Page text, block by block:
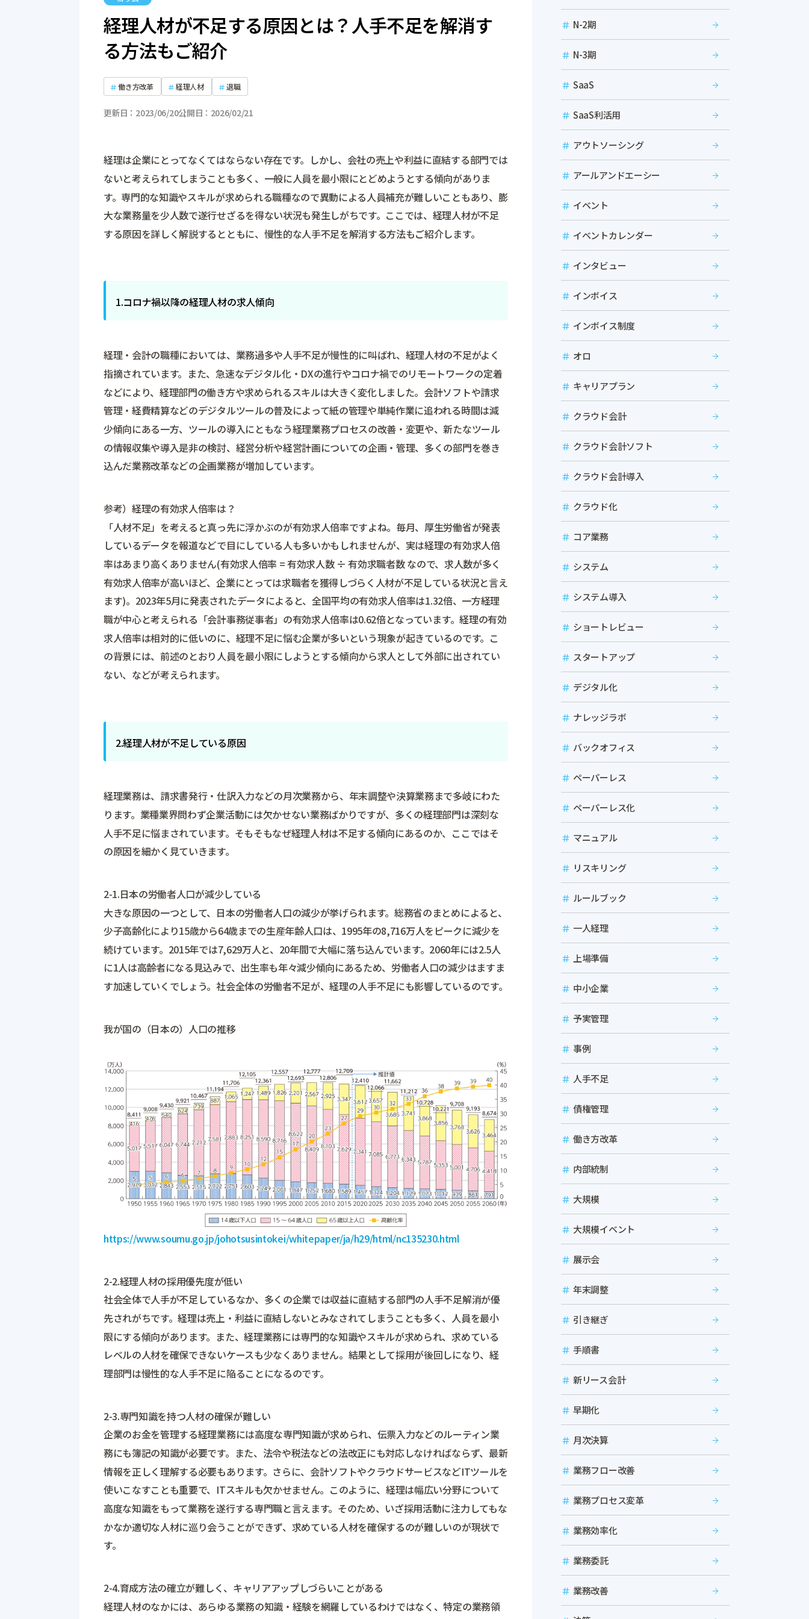
経理人材が不足する原因とは？人手不足を解消す
る方法もご紹介
働き方改革 経理人材 退職
更新日 2023/06/20公開日 2026/02/21
経理は企業にとってなくてはならない存在です。しかし、会社の売上や利益に直結する部門では
ないと考えられてしまうことも多く、一般に人員を最小限にとどめようとする傾向がありま
す。専門的な知識やスキルが求められる職種なので異動による人員補充が難しいこともあり、膨
大な業務量を少人数で遂行せざるを得ない状況も発生しがちです。ここでは、経理人材が不足
する原因を詳しく解説するとともに、慢性的な人手不足を解消する方法もご紹介します。
1.コロナ禍以降の経理人材の求人傾向
経理・会計の職種においては、業務過多や人手不足が慢性的に叫ばれ、経理人材の不足がよく
指摘されています。また、急速なデジタル化・DXの進行やコロナ禍でのリモートワークの定着
などにより、経理部門の働き方や求められるスキルは大きく変化しました。会計ソフトや請求
管理・経費精算などのデジタルツールの普及によって紙の管理や単純作業に追われる時間は減
少傾向にある一方、ツールの導入にともなう経理業務プロセスの改善・変更や、新たなツール
の情報収集や導入是非の検討、経営分析や経営計画についての企画・管理、多くの部門を巻き
込んだ業務改革などの企画業務が増加しています。
参考）経理の有効求人倍率は？
「人材不足」を考えると真っ先に浮かぶのが有効求人倍率ですよね。毎月、厚生労働省が発表
しているデータを報道などで目にしている人も多いかもしれませんが、実は経理の有効求人倍
率はあまり高くありません(有効求人倍率 = 有効求人数 ÷ 有効求職者数 なので、求人数が多く
有効求人倍率が高いほど、企業にとっては求職者を獲得しづらく人材が不足している状況と言え
ます)。2023年5月に発表されたデータによると、全国平均の有効求人倍率は1.32倍、一方経理
職が中心と考えられる「会計事務従事者」の有効求人倍率は0.62倍となっています。経理の有効
求人倍率は相対的に低いのに、経理不足に悩む企業が多いという現象が起きているのです。こ
の背景には、前述のとおり人員を最小限にしようとする傾向から求人として外部に出されてい
ない、などが考えられます。
2.経理人材が不足している原因
経理業務は、請求書発行・仕訳入力などの月次業務から、年末調整や決算業務まで多岐にわた
ります。業種業界問わず企業活動には欠かせない業務ばかりですが、多くの経理部門は深刻な
人手不足に悩まされています。そもそもなぜ経理人材は不足する傾向にあるのか、ここではそ
の原因を細かく見ていきます。
2-1.日本の労働者人口が減少している
大きな原因の一つとして、日本の労働者人口の減少が挙げられます。総務省のまとめによると、
少子高齢化により15歳から64歳までの生産年齢人口は、1995年の8,716万人をピークに減少を
続けています。2015年では7,629万人と、20年間で大幅に落ち込んでいます。2060年には2.5人
に1人は高齢者になる見込みで、出生率も年々減少傾向にあるため、労働者人口の減少はますま
す加速していくでしょう。社会全体の労働者不足が、経理の人手不足にも影響しているのです。
我が国の（日本の）人口の推移
https://www.soumu.go.jp/johotsusintokei/whitepaper/ja/h29/html/nc135230.html
2-2.経理人材の採用優先度が低い
社会全体で人手が不足しているなか、多くの企業では収益に直結する部門の人手不足解消が優
先されがちです。経理は売上・利益に直結しないとみなされてしまうことも多く、人員を最小
限にする傾向があります。また、経理業務には専門的な知識やスキルが求められ、求めている
レベルの人材を確保できないケースも少なくありません。結果として採用が後回しになり、経
理部門は慢性的な人手不足に陥ることになるのです。
2-3.専門知識を持つ人材の確保が難しい
企業のお金を管理する経理業務には高度な専門知識が求められ、伝票入力などのルーティン業
務にも簿記の知識が必要です。また、法令や税法などの法改正にも対応しなければならず、最新
情報を正しく理解する必要もあります。さらに、会計ソフトやクラウドサービスなどITツールを
使いこなすことも重要で、ITスキルも欠かせません。このように、経理は幅広い分野について
高度な知識をもって業務を遂行する専門職と言えます。そのため、いざ採用活動に注力してもな
かなか適切な人材に巡り会うことができず、求めている人材を確保するのが難しいのが現状で
す。
2-4.育成方法の確立が難しく、キャリアアップしづらいことがある
経理人材のなかには、あらゆる業務の知識・経験を網羅しているわけではなく、特定の業務領
N-2期
N-3期
SaaS
SaaS利活用
アウトソーシング
アールアンドエーシー
イベント
イベントカレンダー
インタビュー
インボイス
インボイス制度
オロ
キャリアプラン
クラウド会計
クラウド会計ソフト
クラウド会計導入
クラウド化
コア業務
システム
システム導入
ショートレビュー
スタートアップ
デジタル化
ナレッジラボ
バックオフィス
ペーパーレス
ペーパーレス化
マニュアル
リスキリング
ルールブック
一人経理
上場準備
中小企業
予実管理
事例
人手不足
債権管理
働き方改革
内部統制
大規模
大規模イベント
展示会
年末調整
引き継ぎ
手順書
新リース会計
早期化
月次決算
業務フロー改善
業務プロセス変革
業務効率化
業務委託
業務改善